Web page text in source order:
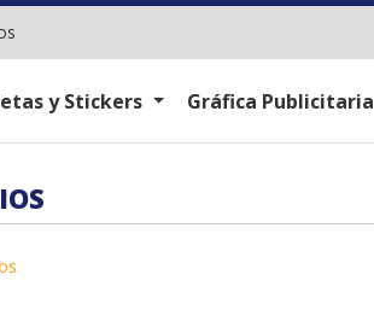
y Stickers Gráfica Publicitaria